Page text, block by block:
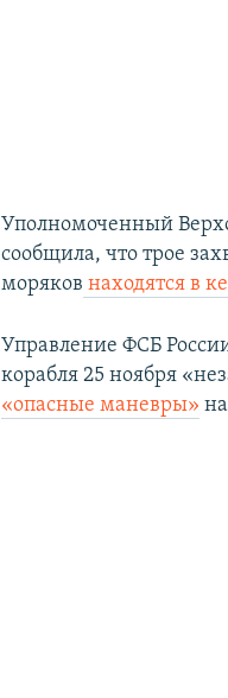
Уполномоченный
сообщила, что трое
моряков находятся в
Управление ФСБ
корабля 25 ноября
«опасные маневры»